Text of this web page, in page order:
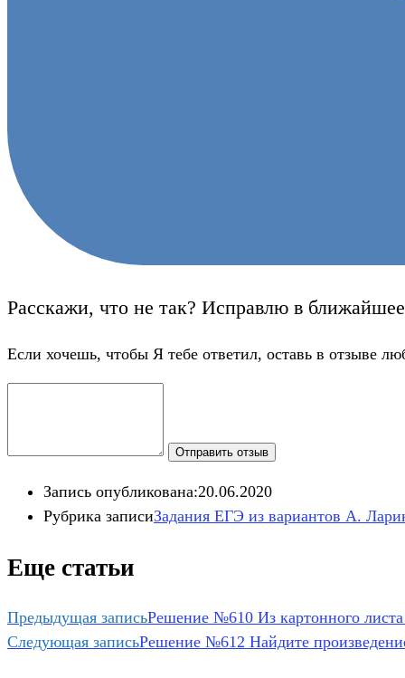
Расскажи, что не так? Исправлю в
Если хочешь, чтобы Я тебе ответил, оставь в отзыве
Отправить отзыв
Запись опубликована:20.06.2020
Рубрика записиЗадания ЕГЭ из вариантов А.
Еще статьи
Предыдущая записьРешение №610 Из картонного
Следующая записьРешение №612 Найдите